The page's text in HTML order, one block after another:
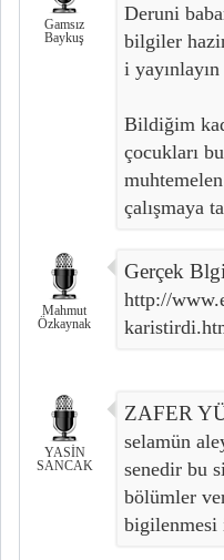
Gamsız
Baykuş
Deruni
bilgiler
i yayınlayın
Bildiğim
çocukları
çalışmaya
Mahmut
Özkaynak
Gerçek
http://
YASİN
SANCAK
ZAFER
selamün
senedir bu
bölümler
bigilenmesi